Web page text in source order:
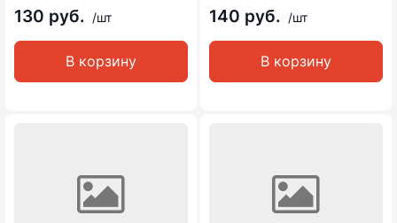
130 руб. /шт
В корзину
140 руб. /шт
В корзину